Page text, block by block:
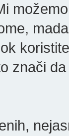
znači